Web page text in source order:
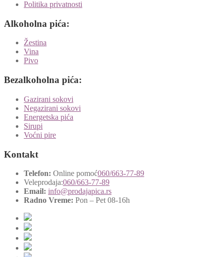
Politika privatnosti
Alkoholna pića:
Žestina
Vina
Pivo
Bezalkoholna pića:
Gazirani sokovi
Negazirani sokovi
Energetska pića
Sirupi
Voćni pire
Kontakt
Telefon: Online pomoć060/663-77-89
Veleprodaja:060/663-77-89
Email: info@prodajapica.rs
Radno Vreme: Pon – Pet 08-16h